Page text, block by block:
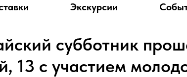
Экскурсии
субботник
13 с участием